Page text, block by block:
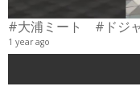
1 year ago